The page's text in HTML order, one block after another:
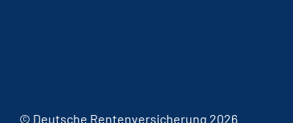
© Deutsche Rentenversicherung 2026